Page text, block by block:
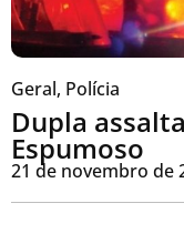
Geral, Polícia
Dupla
Espumoso
21 de novembro de